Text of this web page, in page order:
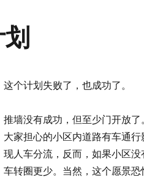
这个计划失败了，也成功了。
推墙没有成功，但至少门开放
大家担心的小区内道路有车通
现人车分流，反而，如果小区
车转圈更少。当然，这个愿景恐